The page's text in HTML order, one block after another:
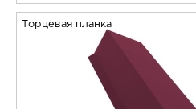
Торцевая планка